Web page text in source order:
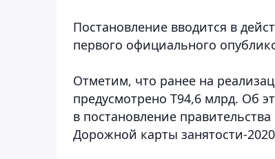
Постановление вводится в
первого официального
Отметим, что ранее на
предусмотрено Т94,6 млрд. Об
в постановление
Дорожной карты занятости-